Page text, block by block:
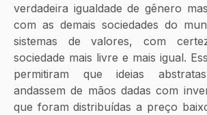
verdadeira igualdade de gênero
com as demais sociedades do
sistemas de valores, com
sociedade mais livre e mais igual.
permitiram que ideias
andassem de mãos dadas com
que foram distribuídas a preço